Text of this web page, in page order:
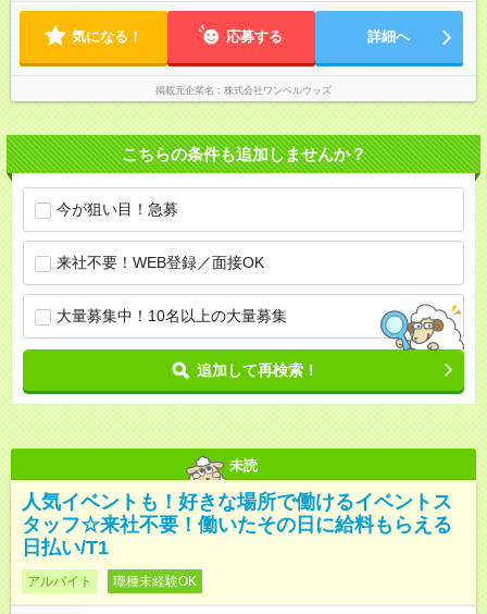
気になる！ 応募する 詳細へ
掲載元企業名 株式会社ワンベルウッズ
こちらの条件も追加しませんか？
今が狙い目！急募
来社不要！WEB登録／面接OK
大量募集中！10名以上の大量募集
追加して再検索！
未読
人気イベントも！好きな場所で働けるイベントス
タッフ☆来社不要！働いたその日に給料もらえる
日払い/T1
アルバイト 職種未経験OK